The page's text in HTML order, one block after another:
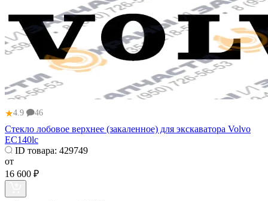
★4.9 46
Стекло лобовое верхнее (закаленное) для экскаватора Volvo
EC140lc
ID товара: 429749
от
16 600 ₽